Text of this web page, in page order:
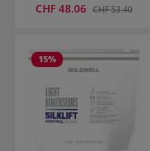
Verkaufspreis:
CHF 48.06 Regulärer Preis:
CHF 53.40
15%